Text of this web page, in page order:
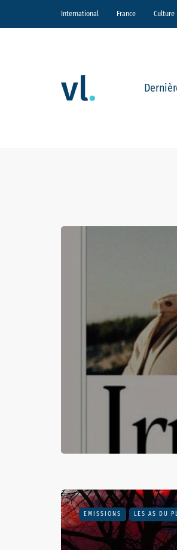
International France Culture
EMISSIONS LES AS DU